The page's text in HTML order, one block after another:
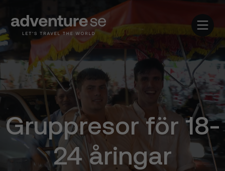
Gruppresor för 18-
24 åringar